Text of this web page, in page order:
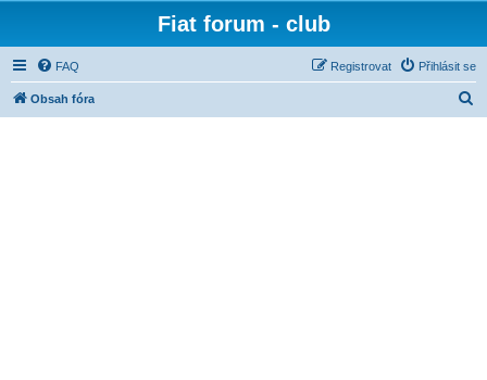
Fiat forum - club
FAQ Přihlásit se
Registrovat
Obsah fóra